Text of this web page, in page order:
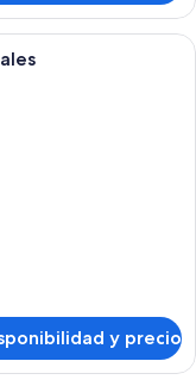
de hotel con dos camas,
y precio